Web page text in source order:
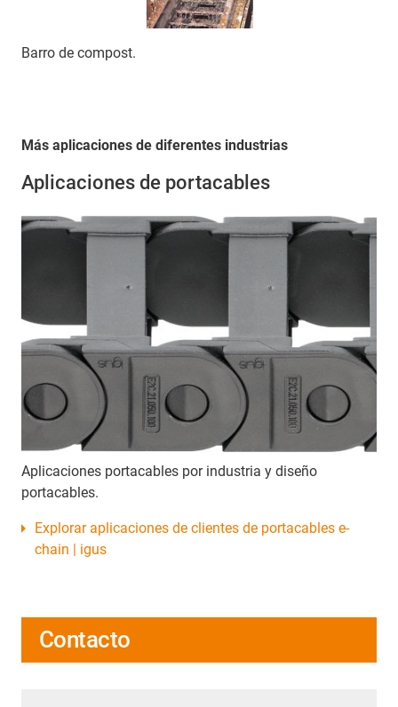
Barro de compost.
Más aplicaciones de diferentes industrias
Aplicaciones de portacables
Aplicaciones portacables por industria y diseño
portacables.
Explorar aplicaciones de clientes de portacables e-
chain | igus
Contacto